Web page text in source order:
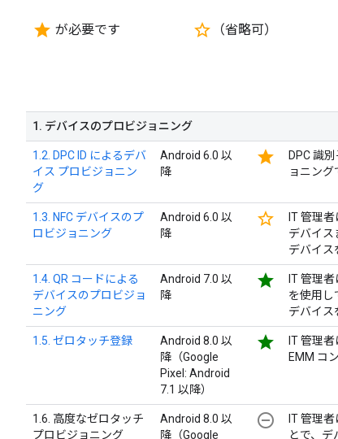
star が必要です star_border （省略可）
1 . デバイスのプロビジョニング
1.2. DPC ID によるデバ
イス プロビジョニン
グ
Android 6.0 以
降
star
DPC 識
ョニング
1.3. NFC デバイスのプ
ロビジョニング
Android 6.0 以
降
star_border
IT 管理
デバイス
デバイス
1.4. QR コードによる
デバイスのプロビジョ
ニング
Android 7.0 以
降
star
IT 管理
を使用し
デバイス
1.5. ゼロタッチ登録
Android 8.0 以
降（Google
Pixel: Android
7.1 以降）
star
IT 管理
EMM コ
1.6. 高度なゼロタッチ
プロビジョニング
Android 8.0 以
降（Google
remove_circle_outline
IT 管理
とで、デ